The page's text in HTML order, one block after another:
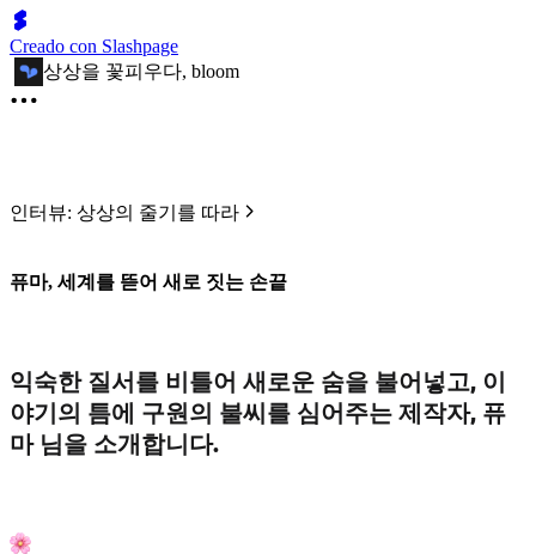
Creado con Slashpage
상상을 꽃피우다, bloom
인터뷰: 상상의 줄기를 따라
퓨마, 세계를 뜯어 새로 짓는 손끝
익숙한 질서를 비틀어 새로운 숨을 불어넣고, 이
야기의 틈에 구원의 불씨를 심어주는 제작자, 퓨
마 님을 소개합니다.